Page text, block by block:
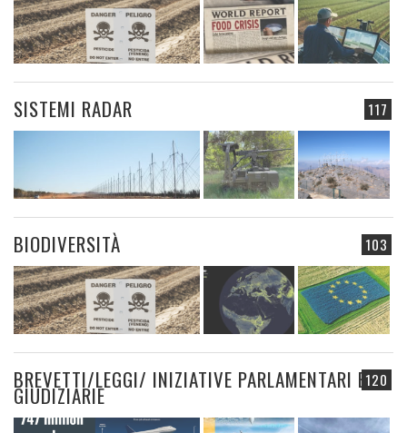
117
SISTEMI RADAR
103
BIODIVERSITÀ
120
BREVETTI/LEGGI/ INIZIATIVE PARLAMENTARI E
GIUDIZIARIE